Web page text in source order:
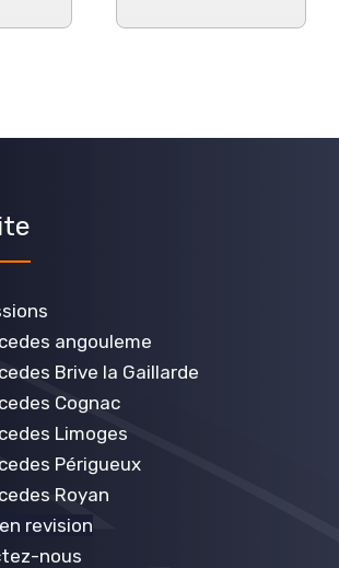
angouleme
Brive la Gaillarde
Cognac
Limoges
Périgueux
Royan
revision
nous